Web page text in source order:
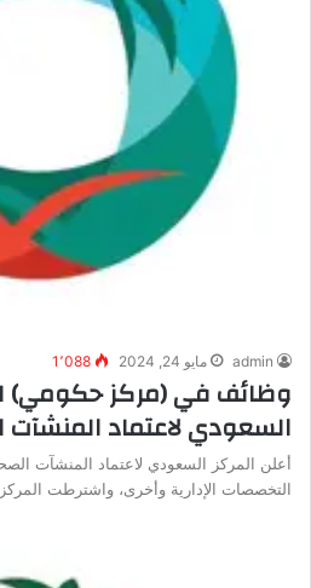
admin مايو 24, 2024 1٬088
وظائف في (مركز حكومي)
السعودي لاعتماد
أعلن المركز السعودي لاعتماد المنشآت
التخصصات الإدارية وأخرى، واشترطت